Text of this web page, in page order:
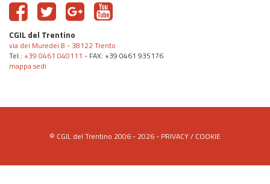
CGIL del Trentino
via dei Muredei 8 - 38122 Trento
Tel.: +39 0461 040111 - FAX: +39 0461 935176
mappa sedi
© CGIL del Trentino 2006 - 2026 - PRIVACY/ COOKIE